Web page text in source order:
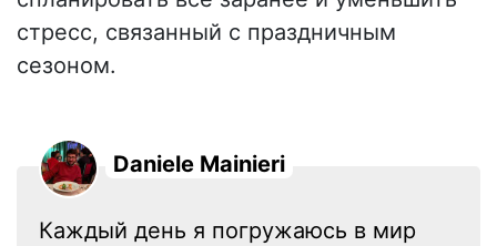
стресс, связанный с праздничным
сезоном.
Daniele Mainieri
Каждый день я погружаюсь в мир